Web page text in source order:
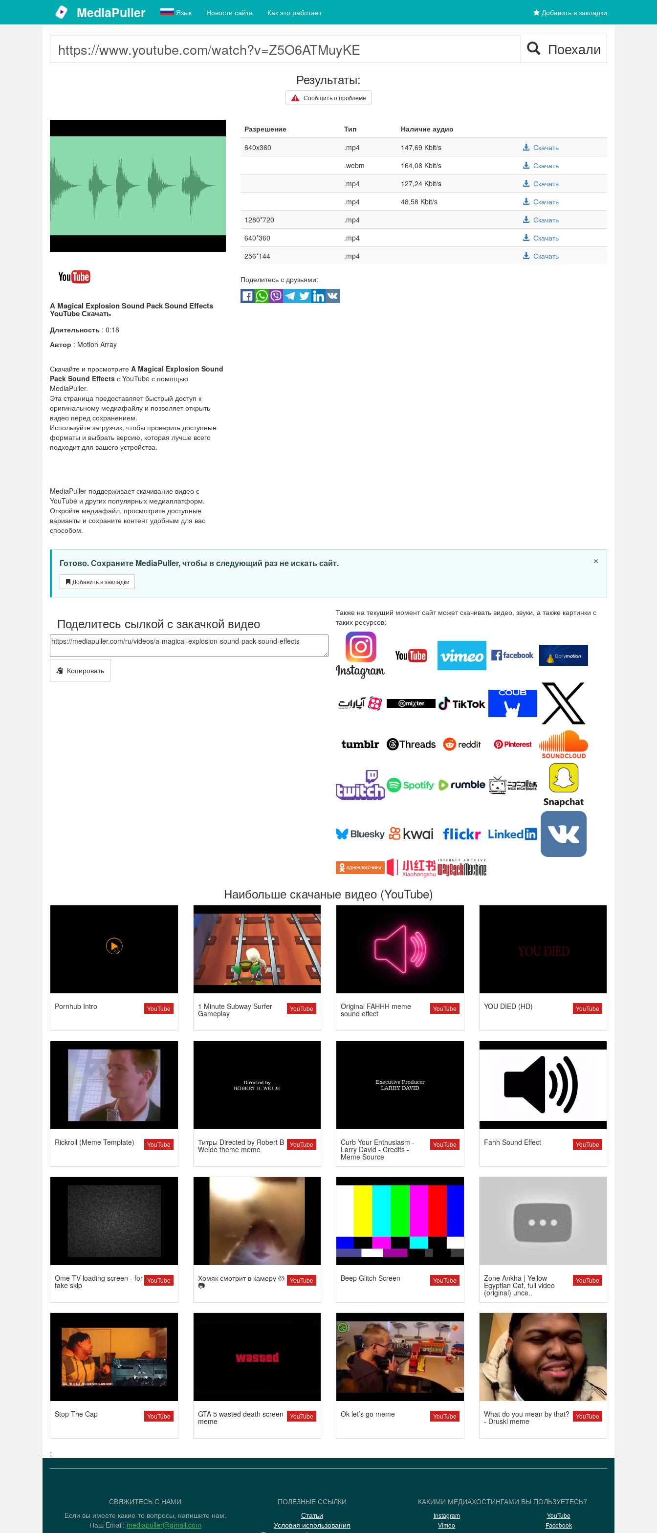
MediaPuller Язык Новости сайта Как это работает Добавить в закладки
Поехали
Результаты:
Сообщить о проблеме
A Magical Explosion Sound Pack Sound Effects
YouTube Скачать
Длительность : 0:18
Автор : Motion Array
Скачайте и просмотрите A Magical Explosion Sound
Pack Sound Effects с YouTube с помощью
MediaPuller.
Эта страница предоставляет быстрый доступ к
оригинальному медиафайлу и позволяет открыть
видео перед сохранением.
Используйте загрузчик, чтобы проверить доступные
форматы и выбрать версию, которая лучше всего
подходит для вашего устройства.
MediaPuller поддерживает скачивание видео с
YouTube и других популярных медиаплатформ.
Откройте медиафайл, просмотрите доступные
варианты и сохраните контент удобным для вас
способом.
Разрешение Тип
Наличие аудио
640x360
.mp4 147,69 Kbit/s
Скачать
.webm
164,08 Kbit/s
Скачать
.mp4
127,24 Kbit/s
Скачать
.mp4
48,58 Kbit/s
Скачать
1280*720
.mp4
Скачать
640*360
.mp4
Скачать
256*144
.mp4 Скачать
Поделитесь с друзьями:
×
Готово. Сохраните MediaPuller, чтобы в следующий раз не искать сайт.
Добавить в закладки
Поделитесь сылкой с закачкой видео
Копировать
Также на текущий момент сайт может скачивать видео, звуки, а также картинки с
таких ресурсов:
Наибольше скачаные видео (YouTube)
YouTube
Pornhub Intro YouTube
1 Minute Subway Surfer
Gameplay
YouTube
Original FAHHH meme
sound effect
YouTube
YOU DIED (HD)
YouTube
Rickroll (Meme Template) YouTube
Титры Directed by Robert B
Weide theme meme
YouTube
Curb Your Enthusiasm -
Larry David - Credits -
Meme Source
YouTube
Fahh Sound Effect
YouTube
Ome TV loading screen - for
fake skip
YouTube
Хомяк смотрит в камеру 🐹
📷
YouTube
Beep Glitch Screen YouTube
Zone Ankha | Yellow
Egyptian Cat, full video
(original) unce..
YouTube
Stop The Cap YouTube
GTA 5 wasted death screen
meme
YouTube
Ok let’s go meme YouTube
What do you mean by that?
- Druski meme
;
СВЯЖИТЕСЬ С НАМИ
Если вы имеете какие-то вопросы, напишите нам.
Наш Email: mediapuller@gmail.com
ПОЛЕЗНЫЕ ССЫЛКИ
Статьи
Условия использования
КАКИМИ МЕДИАХОСТИНГАМИ ВЫ ПОЛЬЗУЕТЕСЬ?
Instagram
YouTube
Vimeo
Facebook